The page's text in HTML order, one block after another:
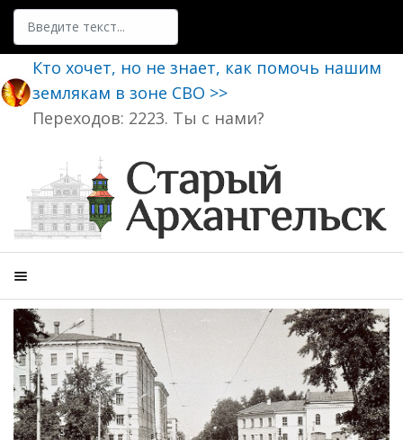
Поиск
Кто хочет, но не знает, как помочь нашим
землякам в зоне СВО >>
Переходов: 2223. Ты с нами?